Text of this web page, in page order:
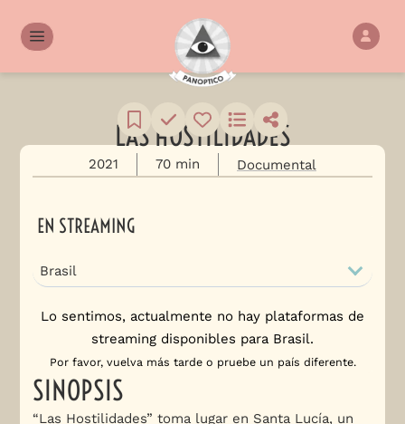
LAS HOSTILIDADES
2021 70 min Documental
SINOPSIS
“Las Hostilidades” toma lugar en Santa Lucía, un
EN STREAMING
Brasil
Lo sentimos, actualmente no hay plataformas de
streaming disponibles para Brasil.
Por favor, vuelva más tarde o pruebe un país diferente.